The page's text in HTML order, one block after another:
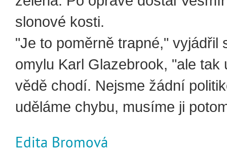
slonové kosti.
"Je to poměrně trapné," vyjádřil
omylu Karl Glazebrook, "ale tak
vědě chodí. Nejsme žádní
uděláme chybu, musíme ji
Edita Bromová